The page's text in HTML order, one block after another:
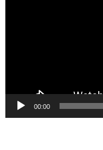
00:00